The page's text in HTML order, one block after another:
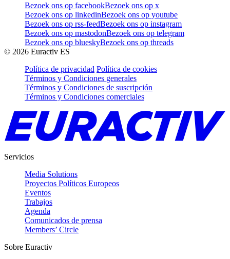
Bezoek ons op facebookBezoek ons op x
Bezoek ons op linkedinBezoek ons op youtube
Bezoek ons op rss-feedBezoek ons op instagram
Bezoek ons op mastodonBezoek ons op telegram
Bezoek ons op blueskyBezoek ons op threads
© 2026 Euractiv ES
Política de privacidad Política de cookies
Términos y Condiciones generales
Términos y Condiciones de suscripción
Términos y Condiciones comerciales
Servicios
Media Solutions
Proyectos Políticos Europeos
Eventos
Trabajos
Agenda
Comunicados de prensa
Members’ Circle
Sobre Euractiv